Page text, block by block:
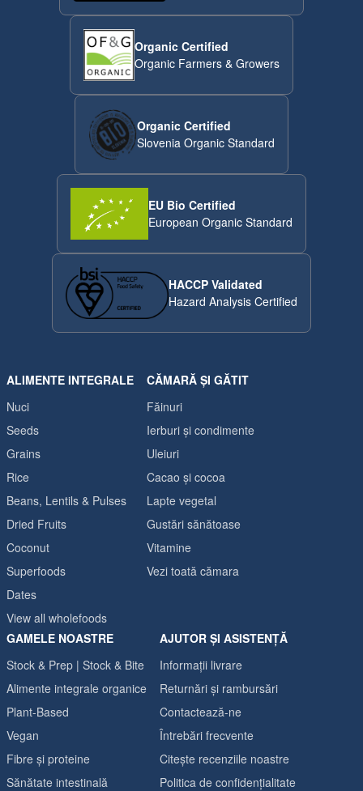
Organic Certified
Organic Farmers & Growers
Organic Certified
Slovenia Organic Standard
EU Bio Certified
European Organic Standard
HACCP Validated
Hazard Analysis Certified
ALIMENTE INTEGRALE
Nuci
Seeds
Grains
Rice
Beans, Lentils & Pulses
Dried Fruits
Coconut
Superfoods
Dates
View all wholefoods
CĂMARĂ ȘI GĂTIT
Făinuri
Ierburi și condimente
Uleiuri
Cacao și cocoa
Lapte vegetal
Gustări sănătoase
Vitamine
Vezi toată cămara
GAMELE NOASTRE
Stock & Prep | Stock & Bite
Alimente integrale organice
Plant-Based
Vegan
Fibre și proteine
Sănătate intestinală
AJUTOR ȘI ASISTENȚĂ
Informații livrare
Returnări și rambursări
Contactează-ne
Întrebări frecvente
Citește recenziile noastre
Politica de confidențialitate